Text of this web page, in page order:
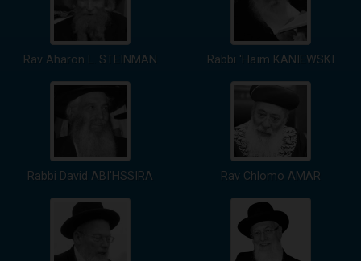
Rav Aharon L. STEINMAN Rabbi 'Haïm KANIEWSKI
Rabbi David ABI'HSSIRA Rav Chlomo AMAR